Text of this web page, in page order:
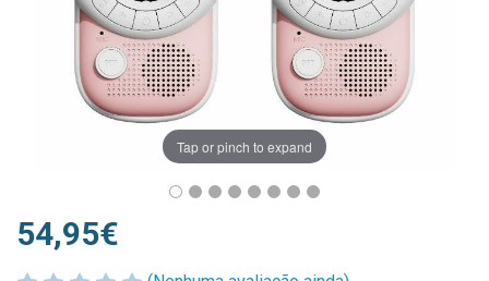
Tap or pinch to expand
54,95€